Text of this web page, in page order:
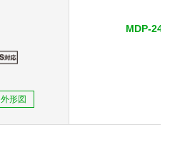
外形図
MDP-24-1